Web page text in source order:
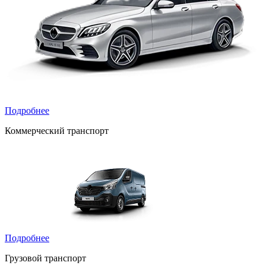
Подробнее
Коммерческий транспорт
Подробнее
Грузовой транспорт